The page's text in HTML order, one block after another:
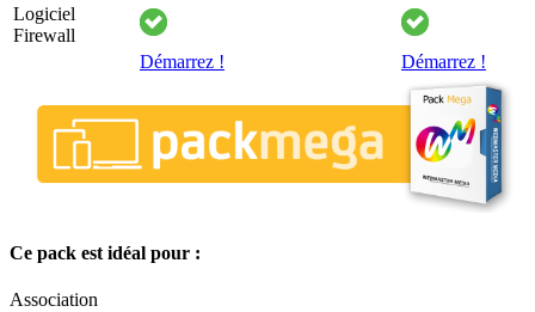
Logiciel
Firewall
Démarrez !
Démarrez !
Ce pack est idéal pour :
Association